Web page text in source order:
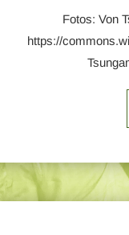
Fotos: Von
https://